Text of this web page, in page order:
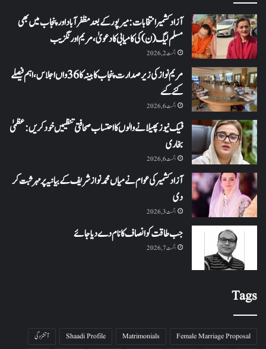
آزاد کشمیر انتخابات: میرپور کے بعد مظفرآباد اور پنجاب میں بھی
مسلم لیگ (ن) کی کامیابی کا دعویٰ، مریم اورنگزیب
اگست 2, 2026
مریم نواز کی زیر صدارت پنجاب کابینہ کا 36واں اجلاس،اہم فیصلے
کئے گئے
اگست 6, 2026
فیک نیوز پھیلانے والوں کا احتساب صحافتی تنظیمیں خود کریں: عظمیٰ
بخاری
اگست 6, 2026
آزاد کشمیر کی عوام نے میاں محمد نواز شریف کے بیانیہ پر مہر ثبت کر
دی
اگست 3, 2026
جب طاقت کو انصاف کا نام دے دیا جائے
اگست 7, 2026
Tags
Female Marriage Proposal
Matrimonials
Shaadi Profile
آتشزدگی